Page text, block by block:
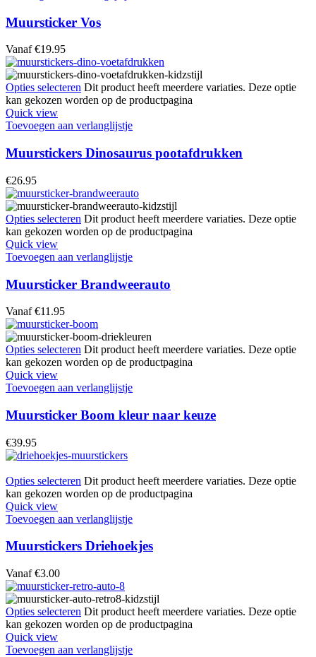
Muursticker Vos
Vanaf €19.95
Opties selecteren Dit product heeft meerdere variaties. Deze optie
kan gekozen worden op de productpagina
Quick view
Toevoegen aan verlanglijstje
Muurstickers Dinosaurus pootafdrukken
€26.95
Opties selecteren Dit product heeft meerdere variaties. Deze optie
kan gekozen worden op de productpagina
Quick view
Toevoegen aan verlanglijstje
Muursticker Brandweerauto
Vanaf €11.95
Opties selecteren Dit product heeft meerdere variaties. Deze optie
kan gekozen worden op de productpagina
Quick view
Toevoegen aan verlanglijstje
Muursticker Boom kleur naar keuze
€39.95
Opties selecteren Dit product heeft meerdere variaties. Deze optie
kan gekozen worden op de productpagina
Quick view
Toevoegen aan verlanglijstje
Muurstickers Driehoekjes
Vanaf €3.00
Opties selecteren Dit product heeft meerdere variaties. Deze optie
kan gekozen worden op de productpagina
Quick view
Toevoegen aan verlanglijstje